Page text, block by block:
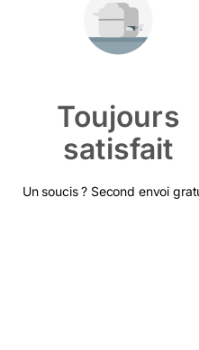
Toujours
satisfait
Un soucis ? Second envoi